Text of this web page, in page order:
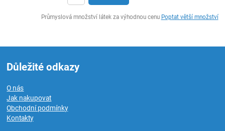
Průmyslová množství látek za výhodnou cenu Poptat větší množství
Důležité odkazy
O nás
Jak nakupovat
Obchodní podmínky
Kontakty